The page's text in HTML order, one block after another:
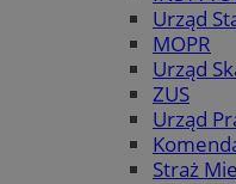
Urząd
MOPR
Urząd
ZUS
Urząd
Straż